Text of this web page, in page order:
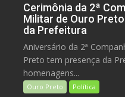
Cerimônia da 2ª
Militar de Ouro
da Prefeitura
Aniversário da 2ª
Preto tem presença da
homenagens...
Ouro Preto Política